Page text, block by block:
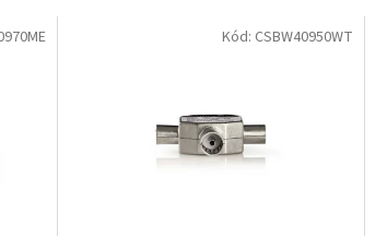
Kód: CSBW40950WT